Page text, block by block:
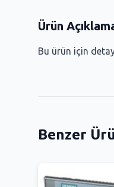
Ürün
Bu ürün için
Benzer